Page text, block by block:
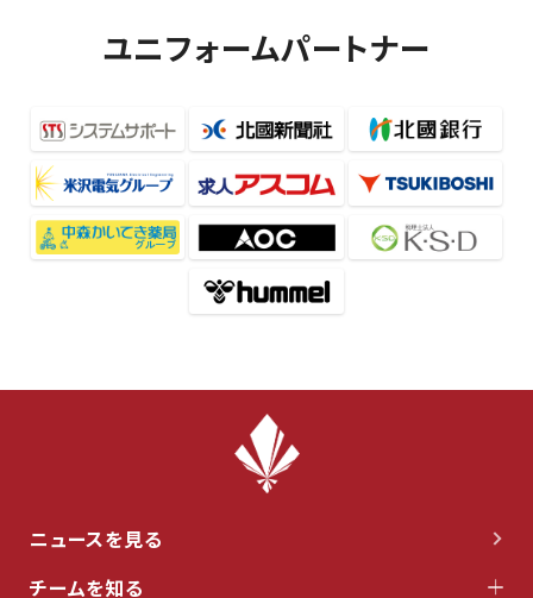
ユニフォームパートナー
ニュースを見る
チームを知る